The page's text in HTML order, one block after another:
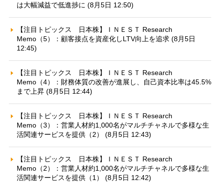
は大幅減益で低進捗に (8月5日 12:50)
【注目トピックス 日本株】ＩＮＥＳＴ Research
Memo（5）：顧客接点を資産化しLTV向上を追求 (8月5日
12:45)
【注目トピックス 日本株】ＩＮＥＳＴ Research
Memo（4）：財務体質の改善が進展し、自己資本比率は45.5%
まで上昇 (8月5日 12:44)
【注目トピックス 日本株】ＩＮＥＳＴ Research
Memo（3）：営業人材約1,000名がマルチチャネルで多様な生
活関連サービスを提供（2） (8月5日 12:43)
【注目トピックス 日本株】ＩＮＥＳＴ Research
Memo（2）：営業人材約1,000名がマルチチャネルで多様な生
活関連サービスを提供（1） (8月5日 12:42)